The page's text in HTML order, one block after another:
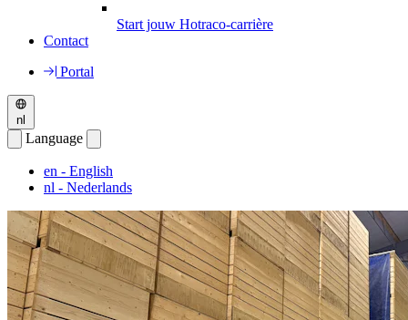
Start jouw Hotraco-carrière
Contact
Portal
nl
Language
en - English
nl - Nederlands